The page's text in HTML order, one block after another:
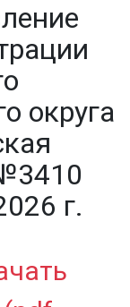
округа
г.